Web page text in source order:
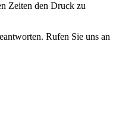
Zeiten den Druck zu
Rufen Sie uns an